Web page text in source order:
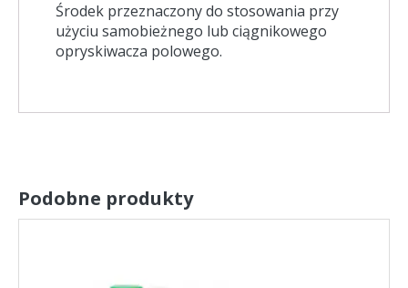
Środek przeznaczony do stosowania przy
użyciu samobieżnego lub ciągnikowego
opryskiwacza polowego.
Podobne produkty